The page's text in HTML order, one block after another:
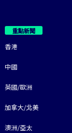
重點新聞
香港
中國
英國/歐洲
加拿大/北美
澳洲/亞太